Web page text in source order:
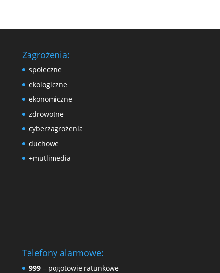
Zagrożenia:
społeczne
ekologiczne
ekonomiczne
zdrowotne
cyberzagrożenia
duchowe
+mutlimedia
Telefony alarmowe:
999– pogotowie ratunkowe